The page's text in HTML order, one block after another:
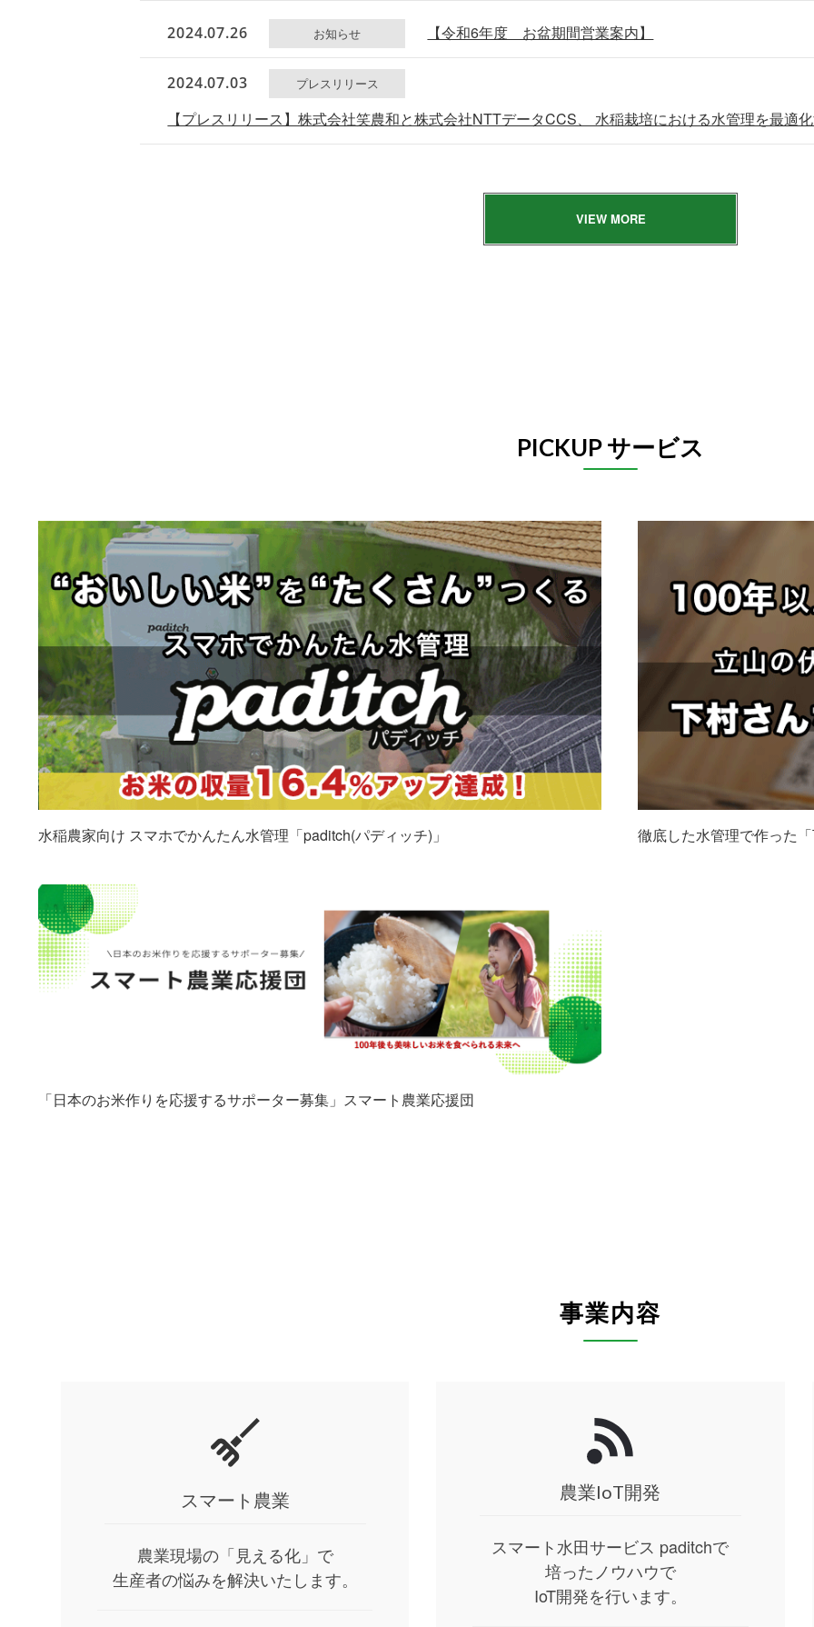
2024.07.26 お知らせ 【令和6年度 お盆期間営業案内】
2024.07.03 プレスリリース
【プレスリリース】株式会社笑農和と株式会社NTTデータCCS、 水稲栽培における水管理を最適
VIEW MORE
PICKUP サービス
水稲農家向け スマホでかんたん水管理「paditch(パディッチ)」 徹底した水管理で作った
「日本のお米作りを応援するサポーター募集」スマート農業応援団
事業内容
スマート農業
農業現場の「見える化」で
生産者の悩みを解決いたします。
農業IoT開発
スマート水田サービス paditchで
培ったノウハウで
IoT開発を行います。